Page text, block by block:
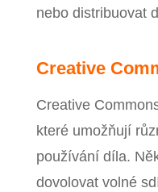
nebo distribuovat
Creative
Creative
které umožňují
používání díla.
dovolovat volné